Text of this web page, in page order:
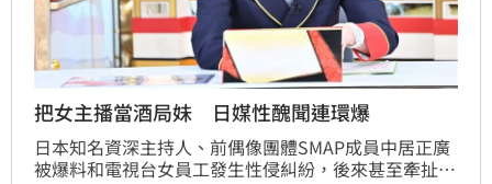
把女主播當酒局妹 日媒性醜聞連環爆
日本知名資深主持人、前偶像團體SMAP成員中居正廣
被爆料和電視台女員工發生性侵糾紛，後來甚至牽扯出